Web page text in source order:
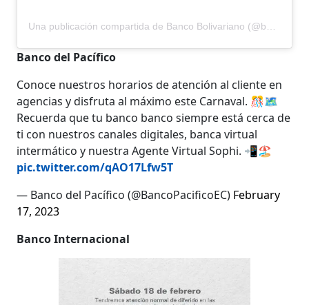
Banco del Pacífico
Conoce nuestros horarios de atención al cliente en
agencias y disfruta al máximo este Carnaval. 🎊🗺️
Recuerda que tu banco banco siempre está cerca de
ti con nuestros canales digitales, banca virtual
intermático y nuestra Agente Virtual Sophi. 📲🏖️
pic.twitter.com/qAO17Lfw5T
— Banco del Pacífico (@BancoPacificoEC) February
17, 2023
Banco Internacional